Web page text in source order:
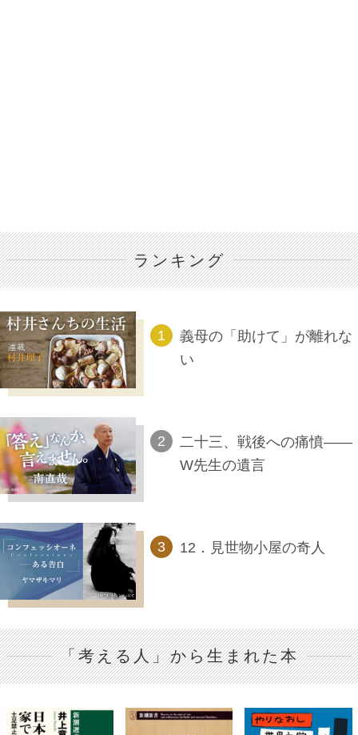
ランキング
義母の「助けて」が離れな
い
二十三、戦後への痛憤――
W先生の遺言
12．見世物小屋の奇人
「考える人」から生まれた本